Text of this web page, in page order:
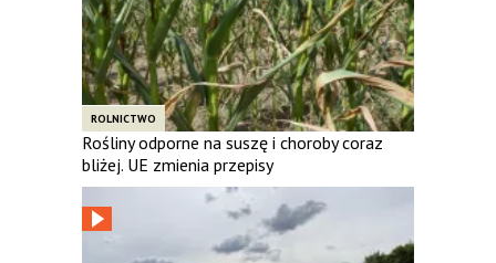
ROLNICTWO
Rośliny odporne na suszę i choroby coraz
bliżej. UE zmienia przepisy